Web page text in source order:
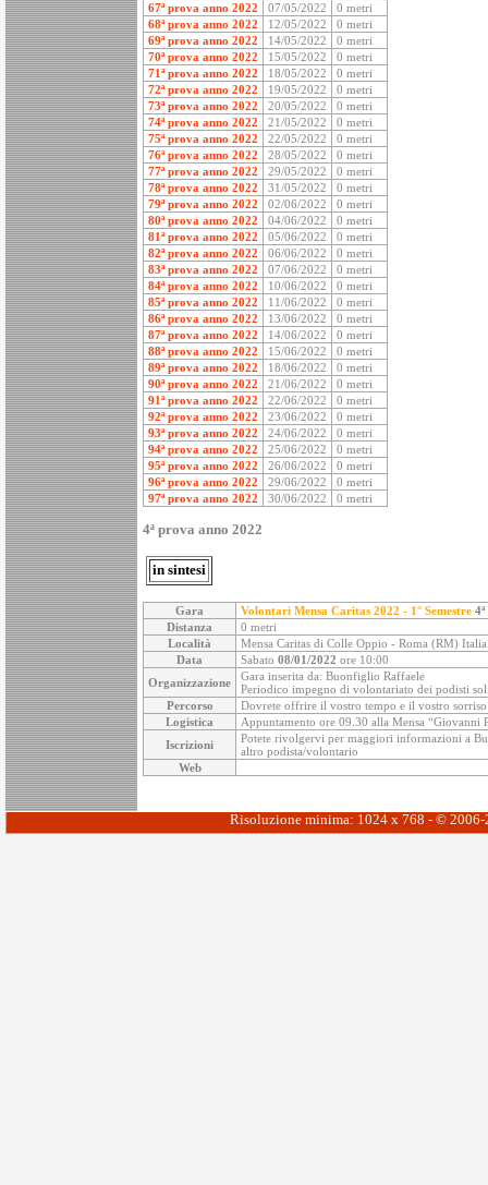
67ª prova anno 2022
07/05/2022
0 metri
68ª prova anno 2022
12/05/2022
0 metri
69ª prova anno 2022
14/05/2022
0 metri
70ª prova anno 2022
15/05/2022
0 metri
71ª prova anno 2022
18/05/2022
0 metri
72ª prova anno 2022
19/05/2022
0 metri
73ª prova anno 2022
20/05/2022
0 metri
74ª prova anno 2022
21/05/2022
0 metri
75ª prova anno 2022
22/05/2022
0 metri
76ª prova anno 2022
28/05/2022
0 metri
77ª prova anno 2022
29/05/2022
0 metri
78ª prova anno 2022
31/05/2022
0 metri
79ª prova anno 2022
02/06/2022
0 metri
80ª prova anno 2022
04/06/2022
0 metri
81ª prova anno 2022
05/06/2022
0 metri
82ª prova anno 2022
06/06/2022
0 metri
83ª prova anno 2022
07/06/2022
0 metri
84ª prova anno 2022
10/06/2022
0 metri
85ª prova anno 2022
11/06/2022
0 metri
86ª prova anno 2022
13/06/2022
0 metri
87ª prova anno 2022
14/06/2022
0 metri
88ª prova anno 2022
15/06/2022
0 metri
89ª prova anno 2022
18/06/2022
0 metri
90ª prova anno 2022
21/06/2022
0 metri
91ª prova anno 2022
22/06/2022
0 metri
92ª prova anno 2022
23/06/2022
0 metri
93ª prova anno 2022
24/06/2022
0 metri
94ª prova anno 2022
25/06/2022
0 metri
95ª prova anno 2022
26/06/2022
0 metri
96ª prova anno 2022
29/06/2022
0 metri
97ª prova anno 2022
30/06/2022 0 metri
4ª prova anno 2022
in sintesi
Gara Volontari Mensa Caritas 2022 - 1° Semestre
Distanza
0 metri
Località
Mensa Caritas di Colle Oppio - Roma (RM) Italia
Data
Sabato 08/01/2022 ore 10:00
Organizzazione
Gara inserita da: Buonfiglio Raffaele
Periodico impegno di volontariato dei podisti
Percorso
Dovrete offrire il vostro tempo e il vostro sorriso
Logistica
Appuntamento ore 09.30 alla Mensa
Iscrizioni
Potete rivolgervi per maggiori informazioni a
altro podista/volontario
Web
Risoluzione minima: 1024 x 768 - ©